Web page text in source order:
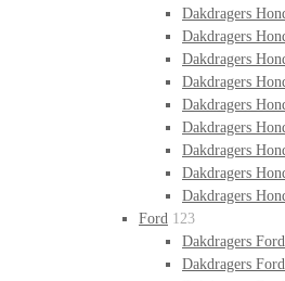
Dakdragers
Dakdragers
Dakdragers
Dakdragers
Dakdragers
Dakdragers
Dakdragers
Dakdragers
Dakdragers
Ford 123
Dakdragers
Dakdragers